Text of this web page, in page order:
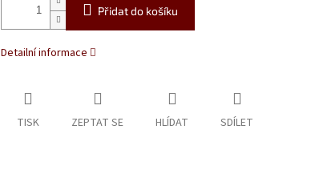
Přidat do košíku
Detailní informace
TISK ZEPTAT SE HLÍDAT SDÍLET